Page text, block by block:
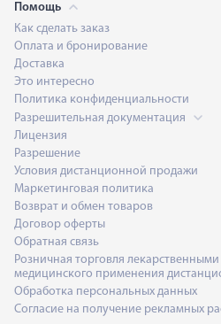
Помощь
Как сделать заказ
Оплата и бронирование
Доставка
Это интересно
Политика конфиденциальности
Разрешительная документация
Лицензия
Разрешение
Условия дистанционной продажи
Маркетинговая политика
Возврат и обмен товаров
Договор оферты
Обратная связь
Розничная торговля
медицинского применения
Обработка персональных данных
Согласие на получение рекламных